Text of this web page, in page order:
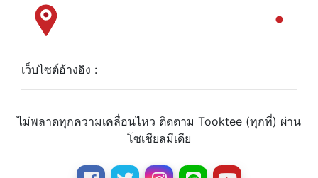
เว็บไซต์อ้างอิง :
ไม่พลาดทุกความเคลื่อนไหว ติดตาม Tooktee (ทุกที่) ผ่าน
โซเชียลมีเดีย